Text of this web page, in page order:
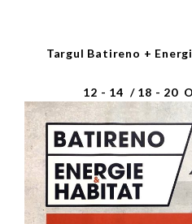
Targul Batireno +
12 - 14 / 18 - 20